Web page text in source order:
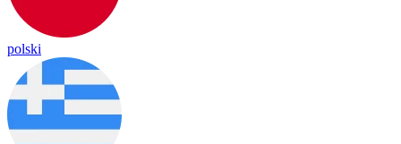
polski